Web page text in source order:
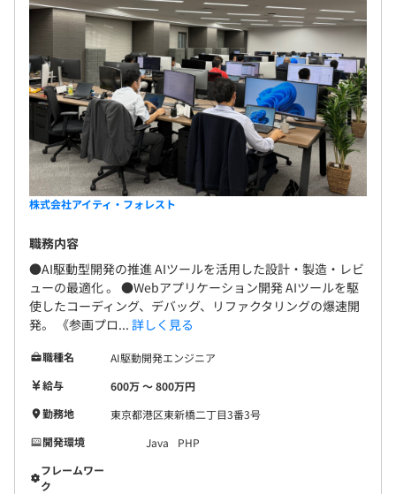
株式会社アイティ・フォレスト
職務内容
●AI駆動型開発の推進 AIツールを活用した設計・製造・レビ
ューの最適化 。 ●Webアプリケーション開発 AIツールを駆
使したコーディング、デバッグ、リファクタリングの爆速開
発。 《参画プロ... 詳しく見る
職種名
AI駆動開発エンジニア
給与
600万 〜 800万円
勤務地
東京都港区東新橋二丁目3番3号
開発環境
Java
PHP
フレームワー
ク